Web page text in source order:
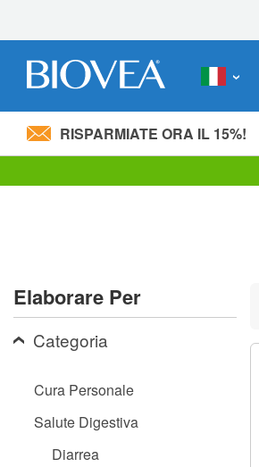
Nota:
accessibilità.
Premi
Control-
adattare
RISPARMIATE ORA IL 15%!
Elaborare Per
Categoria
Cura Personale
Salute Digestiva
Diarrea